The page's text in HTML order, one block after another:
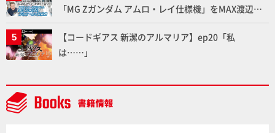
「MG Zガンダム アムロ・レイ仕様機」をMAX渡辺が
ふたたび塗る!!【試し読み】
【コードギアス 新潔のアルマリア】ep20「私
は……」